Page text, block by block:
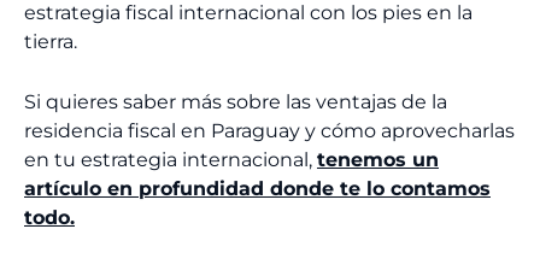
estrategia fiscal internacional con los pies en la
tierra.
Si quieres saber más sobre las ventajas de la
residencia fiscal en Paraguay y cómo aprovecharlas
en tu estrategia internacional, tenemos un
artículo en profundidad donde te lo contamos
todo.